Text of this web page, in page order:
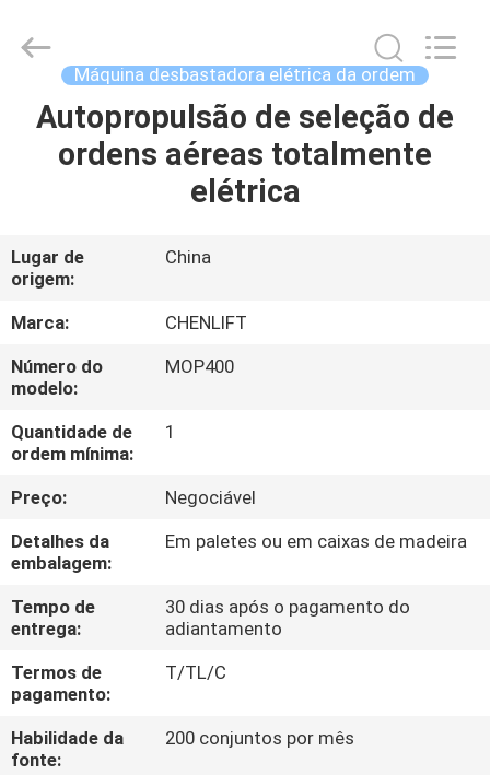
PARA
CASA
SOBRE
NÓS
VISITA
À
CONTROLE
DE
QUALIDADE
CONTACTE-
NOS
MACHINERY
Reserved.
Máquina desbastadora elétrica da ordem
Autopropulsão de seleção de
ordens aéreas totalmente
elétrica
Lugar de
origem:
China
Marca:
CHENLIFT
Número do
modelo:
MOP400
Quantidade de
ordem mínima:
1
Preço:
Negociável
Detalhes da
embalagem:
Em paletes ou em caixas de madeira
Tempo de
entrega:
30 dias após o pagamento do
adiantamento
Termos de
pagamento:
T/TL/C
Habilidade da
fonte:
200 conjuntos por mês